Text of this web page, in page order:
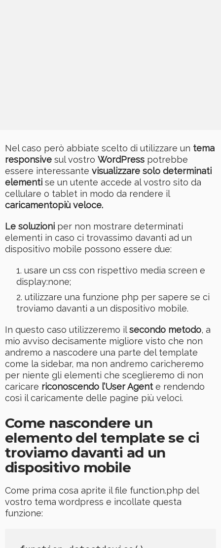
Nel caso però abbiate scelto di utilizzare un tema
responsive sul vostro WordPress potrebbe
essere interessante visualizzare solo determinati
elementi se un utente accede al vostro sito da
cellulare o tablet in modo da rendere il
caricamentopiù veloce.
Le soluzioni per non mostrare determinati
elementi in caso ci trovassimo davanti ad un
dispositivo mobile possono essere due:
usare un css con rispettivo media screen e
display:none;
utilizzare una funzione php per sapere se ci
troviamo davanti a un dispositivo mobile.
In questo caso utilizzeremo ilsecondo metodo, a
mio avviso decisamente migliore visto che non
andremo a nascodere una parte del template
come la sidebar, ma non andremo caricheremo
per niente gli elementi che sceglieremo di non
caricare riconoscendo l’User Agente rendendo
così il caricamente delle pagine più veloci.
Come nascondere un
elemento del template se ci
troviamo davanti ad un
dispositivo mobile
Come prima cosa aprite il file function.php del
vostro tema wordpress e incollate questa
funzione: